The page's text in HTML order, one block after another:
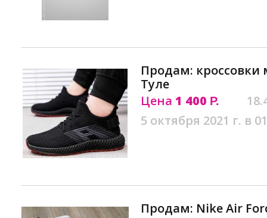
Продам: кроссовки
Туле
Цена 1 400 Р.
5 октября 2021 г. в
Продам: Nike Air